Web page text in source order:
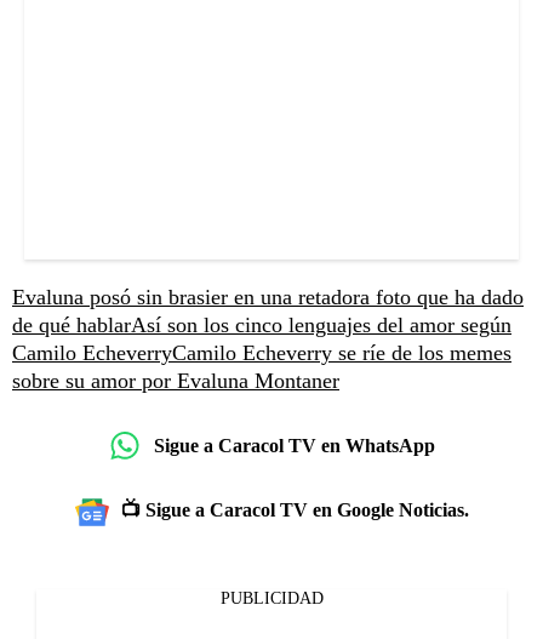
Evaluna posó sin brasier en una retadora foto que ha dado
de qué hablarAsí son los cinco lenguajes del amor según
Camilo EcheverryCamilo Echeverry se ríe de los memes
sobre su amor por Evaluna Montaner
Sigue a Caracol TV en WhatsApp
📺 Sigue a Caracol TV en Google Noticias.
PUBLICIDAD